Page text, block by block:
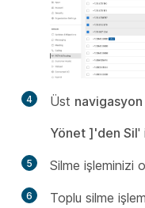
4 Üst navigasyon
Yönet ]'den Sil'
5 Silme işleminizi
6
Toplu silme